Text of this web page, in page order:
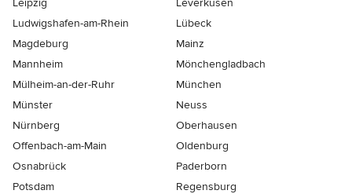
Ludwigshafen-am-Rhein
Lübeck
Magdeburg
Mainz
Mannheim
Mönchen­gladbach
Mülheim-an-der-Ruhr
München
Münster
Neuss
Nürnberg
Oberhausen
Offenbach-am-Main
Oldenburg
Osnabrück
Paderborn
Potsdam
Regensburg